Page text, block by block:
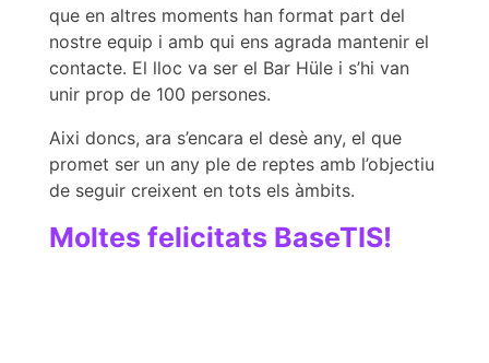
que en altres moments han format part del
nostre equip i amb qui ens agrada mantenir el
contacte. El lloc va ser el Bar Hüle i s’hi van
unir prop de 100 persones.
Aixi doncs, ara s’encara el desè any, el que
promet ser un any ple de reptes amb l’objectiu
de seguir creixent en tots els àmbits.
Moltes felicitats BaseTIS!